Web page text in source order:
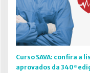
Curso SAVA: confira a
aprovados da 340ª